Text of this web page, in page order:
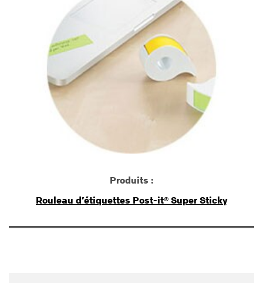
Produits :
Rouleau d’étiquettes Post-it® Super Sticky